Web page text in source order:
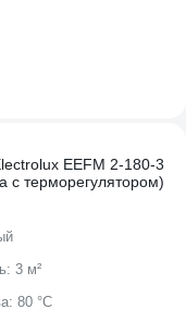
EEFM 2-180-3
c терморегулятором)
3 м²
80 °С